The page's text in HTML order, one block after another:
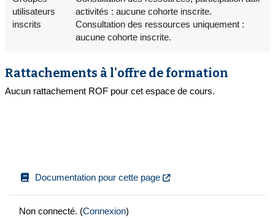
utilisateurs
inscrits
activités : aucune cohorte inscrite.
Consultation des ressources uniquement :
aucune cohorte inscrite.
Rattachements à l'offre de formation
Aucun rattachement ROF pour cet espace de cours.
Documentation pour cette page
Non connecté. (Connexion)